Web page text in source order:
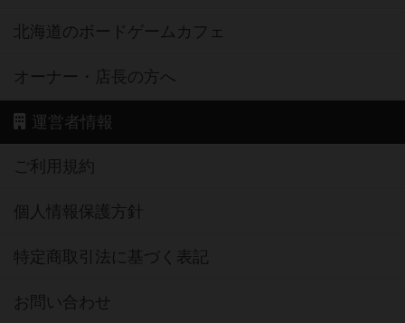
北海道のボードゲームカフェ
オーナー・店長の方へ
運営者情報
ご利用規約
個人情報保護方針
特定商取引法に基づく表記
お問い合わせ